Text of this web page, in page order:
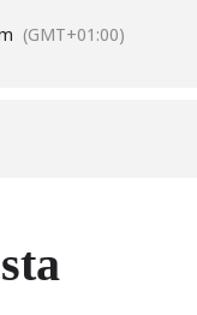
(GMT+01:00)